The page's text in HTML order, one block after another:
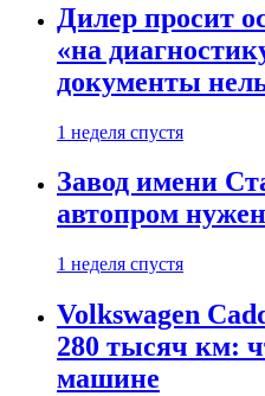
Дилер просит
«на
документы
1 неделя спустя
Завод имени
автопром
1 неделя спустя
Volkswagen
280 тысяч км:
машине